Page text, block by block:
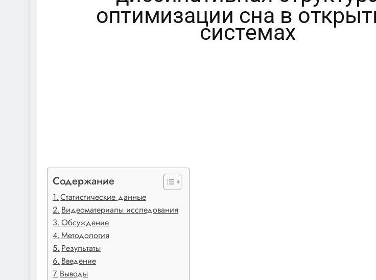
Содержание
Статистические данные
Видеоматериалы исследования
Обсуждение
Методология
Результаты
Введение
Выводы